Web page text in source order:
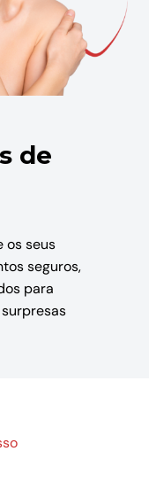
de
os seus
seguros,
para